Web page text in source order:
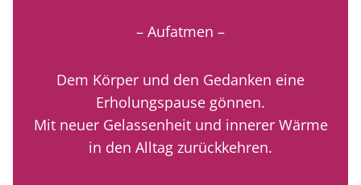
– Aufatmen –
Dem Körper und den Gedanken eine
Erholungspause gönnen.
Mit neuer Gelassenheit und innerer Wärme
in den Alltag zurückkehren.